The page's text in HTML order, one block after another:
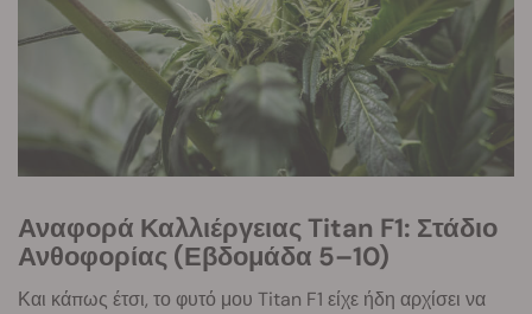
Αναφορά Καλλιέργειας Titan F1: Στάδιο
Ανθοφορίας (Εβδομάδα 5–10)
Και κάπως έτσι, το φυτό μου Titan F1 είχε ήδη αρχίσει να